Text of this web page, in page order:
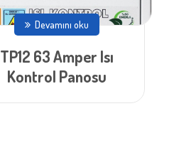
Devamını oku
TP12 63 Amper Isı
Kontrol Panosu